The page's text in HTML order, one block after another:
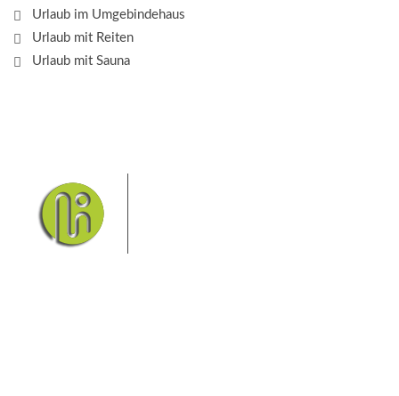
Urlaub im Umgebindehaus
Urlaub mit Reiten
Urlaub mit Sauna